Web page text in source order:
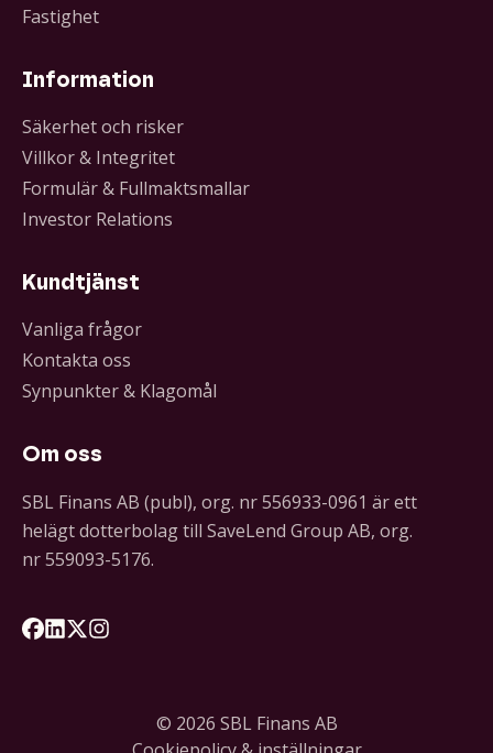
Fastighet
Information
Säkerhet och risker
Villkor & Integritet
Formulär & Fullmaktsmallar
Investor Relations
Kundtjänst
Vanliga frågor
Kontakta oss
Synpunkter & Klagomål
Om oss
SBL Finans AB (publ), org. nr 556933-0961 är ett
helägt dotterbolag till SaveLend Group AB, org.
nr 559093-5176.
Följ oss på Facebook
Följ oss på LinkedIn
Följ oss på X
Följ oss på Instagram
© 2026 SBL Finans AB